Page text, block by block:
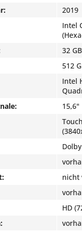
2019
Intel
32
512
Intel
15,6"
nicht
HD